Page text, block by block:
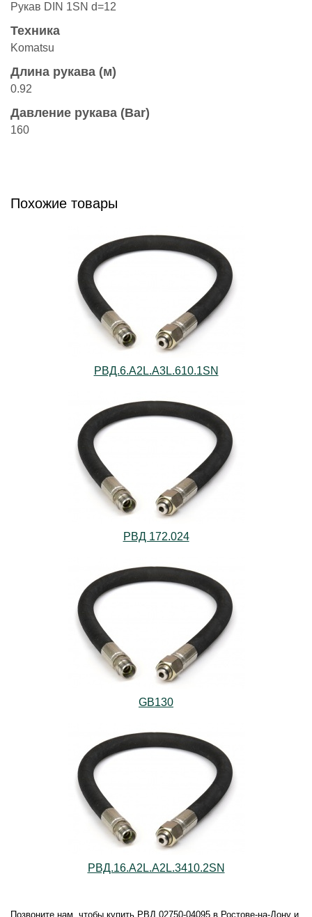
Рукав DIN 1SN d=12
Техника
Komatsu
Длина рукава (м)
0.92
Давление рукава (Bar)
160
Похожие товары
РВД.6.А2L.А3L.610.1SN
РВД 172.024
GB130
РВД.16.А2L.А2L.3410.2SN
Позвоните нам, чтобы купить РВД 02750-04095 в Ростове-на-Дону и